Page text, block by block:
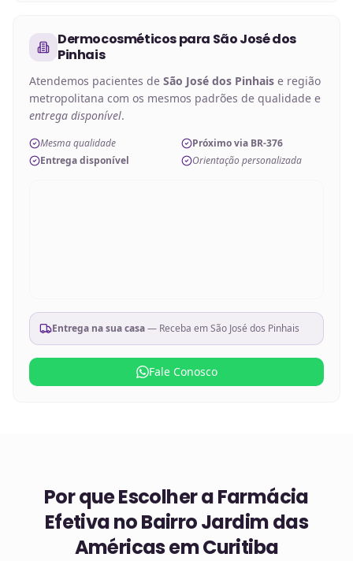
Dermocosméticospara São José dos
Pinhais
Atendemos pacientes de São José dos Pinhais e região
metropolitana com os mesmos padrões de qualidade e
entrega disponível.
Mesma qualidade
Próximo via BR-376
Entrega disponível
Orientação personalizada
Entrega na sua casa— Receba emSão José dos Pinhais
Fale Conosco
Por que Escolher a Farmácia
Efetiva noBairro Jardim das
Américas em Curitiba